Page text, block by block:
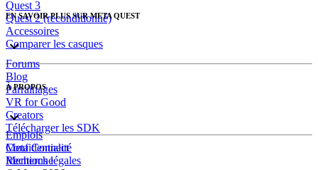
Quest 3
Quest 2 (reconditionné)
Accessoires
Comparer les casques
EN SAVOIR PLUS SUR META QUEST
Forums
Blog
Parrainages
VR for Good
Creators
Télécharger les SDK
À PROPOS
Emplois
Meta Connect
Recherche
Confidentialité
Mentions légales